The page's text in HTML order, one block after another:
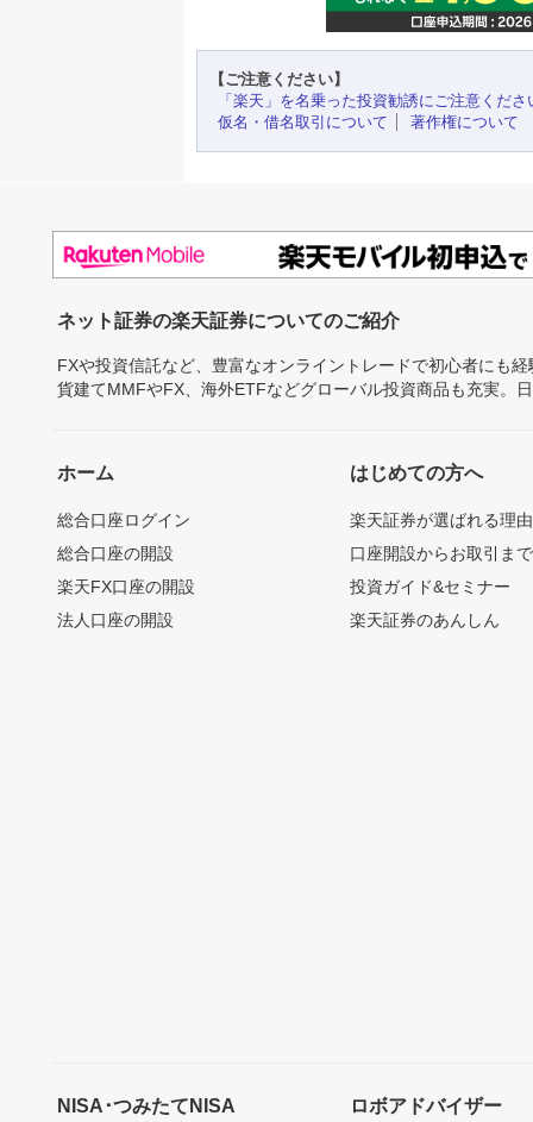
【ご注意ください】
「楽天」を名乗った投資勧誘にご注意くださ
仮名・借名取引について
著作権について
ネット証券の楽天証券についてのご紹介
FXや投資信託など、豊富なオンライントレードで初心者にも
貨建てMMFやFX、海外ETFなどグローバル投資商品も充実。
ホーム
総合口座ログイン
総合口座の開設
楽天FX口座の開設
法人口座の開設
はじめての方へ
楽天証券が選ばれる理由
口座開設からお取引ま
投資ガイド&セミナー
楽天証券のあんしん
NISA･つみたてNISA ロボアドバイザー